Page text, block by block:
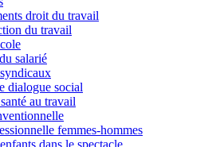
droit du travail
du travail
salarié
dialogue social
au travail
femmes-hommes